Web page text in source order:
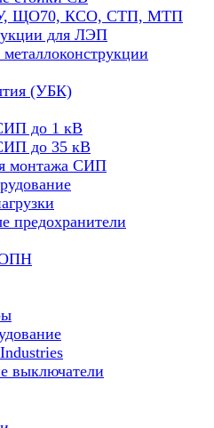
ЩО70, КСО, СТП, МТП
для ЛЭП
(УБК)
до 1 кВ
до 35 кВ
монтажа СИП
предохранители
ОПН
выключатели